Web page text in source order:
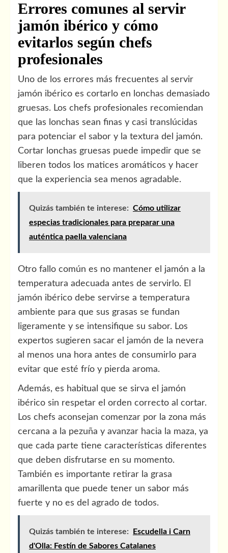
Errores comunes al servir
jamón ibérico y cómo
evitarlos según chefs
profesionales
Uno de los errores más frecuentes al servir
jamón ibérico es cortarlo en lonchas demasiado
gruesas. Los chefs profesionales recomiendan
que las lonchas sean finas y casi translúcidas
para potenciar el sabor y la textura del jamón.
Cortar lonchas gruesas puede impedir que se
liberen todos los matices aromáticos y hacer
que la experiencia sea menos agradable.
Quizás también te interese: Cómo utilizar
especias tradicionales para preparar una
auténtica paella valenciana
Otro fallo común es no mantener el jamón a la
temperatura adecuada antes de servirlo. El
jamón ibérico debe servirse a temperatura
ambiente para que sus grasas se fundan
ligeramente y se intensifique su sabor. Los
expertos sugieren sacar el jamón de la nevera
al menos una hora antes de consumirlo para
evitar que esté frío y pierda aroma.
Además, es habitual que se sirva el jamón
ibérico sin respetar el orden correcto al cortar.
Los chefs aconsejan comenzar por la zona más
cercana a la pezuña y avanzar hacia la maza, ya
que cada parte tiene características diferentes
que deben disfrutarse en su momento.
También es importante retirar la grasa
amarillenta que puede tener un sabor más
fuerte y no es del agrado de todos.
Quizás también te interese:
Escudella i Carn
d'Olla: Festín de Sabores Catalanes